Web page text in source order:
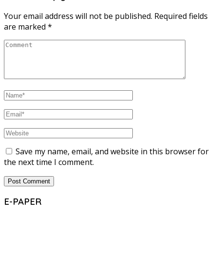
Your email address will not be published. Required fields
are marked *
Save my name, email, and website in this browser for
the next time I comment.
E-PAPER